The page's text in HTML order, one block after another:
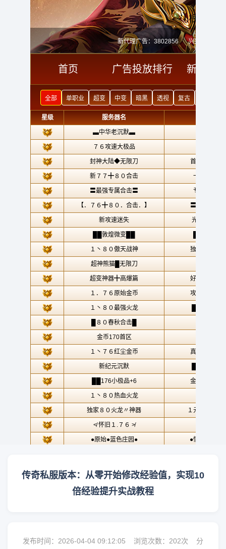
传奇私服版本：从零开始修改经验值，实现10
倍经验提升实战教程
发布时间：2026-04-04 09:12:05 浏览次数： 202次 分